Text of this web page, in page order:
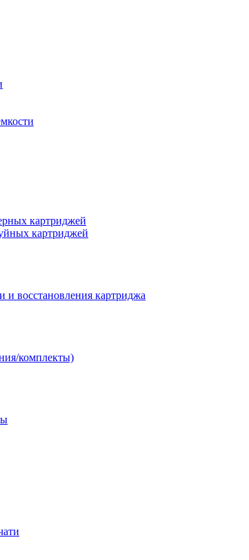
картриджей
картриджей
и восстановления картриджа
комплекты)